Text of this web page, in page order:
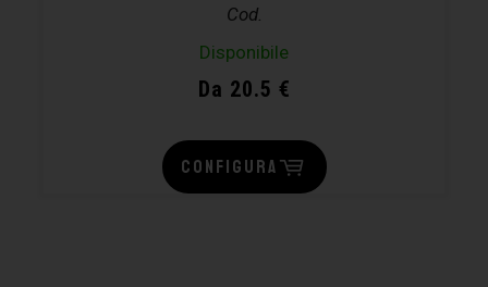
Cod.
Disponibile
Da 20.5 €
CONFIGURA